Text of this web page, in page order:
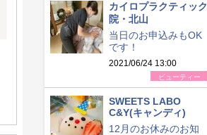
カイロプラクティック
院・北山
当日のお申込みもOK
です！
2021/06/24 13:00
ビューティー
SWEETS LABO
C&Y(キャンディ)
12月のお休みのお知